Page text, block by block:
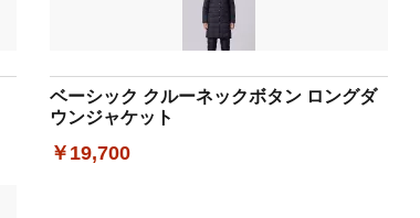
ベーシック クルーネックボタン ロングダ
ウンジャケット
￥19,700